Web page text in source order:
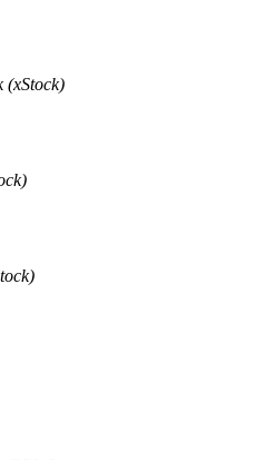
(xStock)